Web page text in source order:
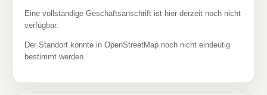
Eine vollständige Geschäftsanschrift ist hier derzeit noch nicht
verfügbar.
Der Standort konnte in OpenStreetMap noch nicht eindeutig
bestimmt werden.